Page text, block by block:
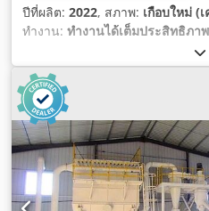
ปีที่ผลิต: 2022, สภาพ: เกือบใหม่ (
ทำงาน: ทำงานได้เต็มประสิทธิภาพ